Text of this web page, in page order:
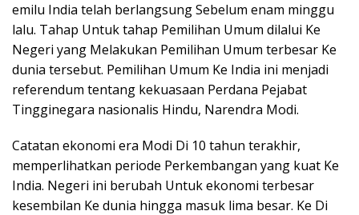
emilu India telah berlangsung Sebelum enam minggu
lalu. Tahap Untuk tahap Pemilihan Umum dilalui Ke
Negeri yang Melakukan Pemilihan Umum terbesar Ke
dunia tersebut. Pemilihan Umum Ke India ini menjadi
referendum tentang kekuasaan Perdana Pejabat
Tingginegara nasionalis Hindu, Narendra Modi.
Catatan ekonomi era Modi Di 10 tahun terakhir,
memperlihatkan periode Perkembangan yang kuat Ke
India. Negeri ini berubah Untuk ekonomi terbesar
kesembilan Ke dunia hingga masuk lima besar. Ke Di